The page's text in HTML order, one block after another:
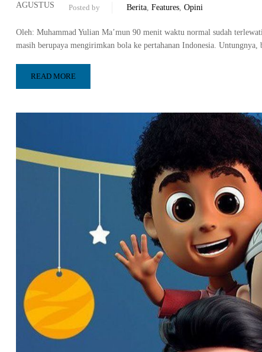
AGUSTUS Posted by
Berita, Features, Opini
Oleh: Muhammad Yulian Ma’mun 90 menit waktu normal sudah
masih berupaya mengirimkan bola ke pertahanan Indonesia.
READ MORE